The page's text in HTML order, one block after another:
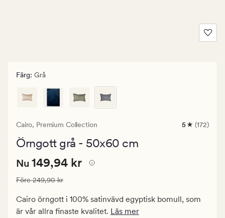
Färg: Grå
Cairo, Premium Collection
172
5 (172)
Örngott grå - 50x60 cm
Nuvarande
149,94
kr.
Ordinarie
Nuvarande pris
Nu 149,94 kr
Ordinarie pris 249,90 kr
Före249,90 kr
Cairo örngott i 100% satinvävd egyptisk bomull, som
är vår allra finaste kvalitet. Läs mer